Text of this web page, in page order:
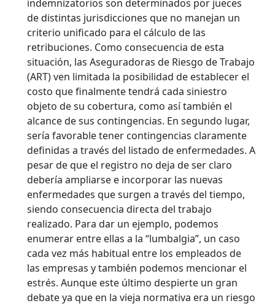
indemnizatorios son determinados por jueces
de distintas jurisdicciones que no manejan un
criterio unificado para el cálculo de las
retribuciones. Como consecuencia de esta
situación, las Aseguradoras de Riesgo de Trabajo
(ART) ven limitada la posibilidad de establecer el
costo que finalmente tendrá cada siniestro
objeto de su cobertura, como así también el
alcance de sus contingencias. En segundo lugar,
sería favorable tener contingencias claramente
definidas a través del listado de enfermedades. A
pesar de que el registro no deja de ser claro
debería ampliarse e incorporar las nuevas
enfermedades que surgen a través del tiempo,
siendo consecuencia directa del trabajo
realizado. Para dar un ejemplo, podemos
enumerar entre ellas a la “lumbalgia”, un caso
cada vez más habitual entre los empleados de
las empresas y también podemos mencionar el
estrés. Aunque este último despierte un gran
debate ya que en la vieja normativa era un riesgo